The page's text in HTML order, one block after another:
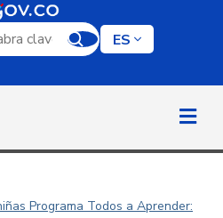
por palabra clave
ES
Programa Todos a Aprender: